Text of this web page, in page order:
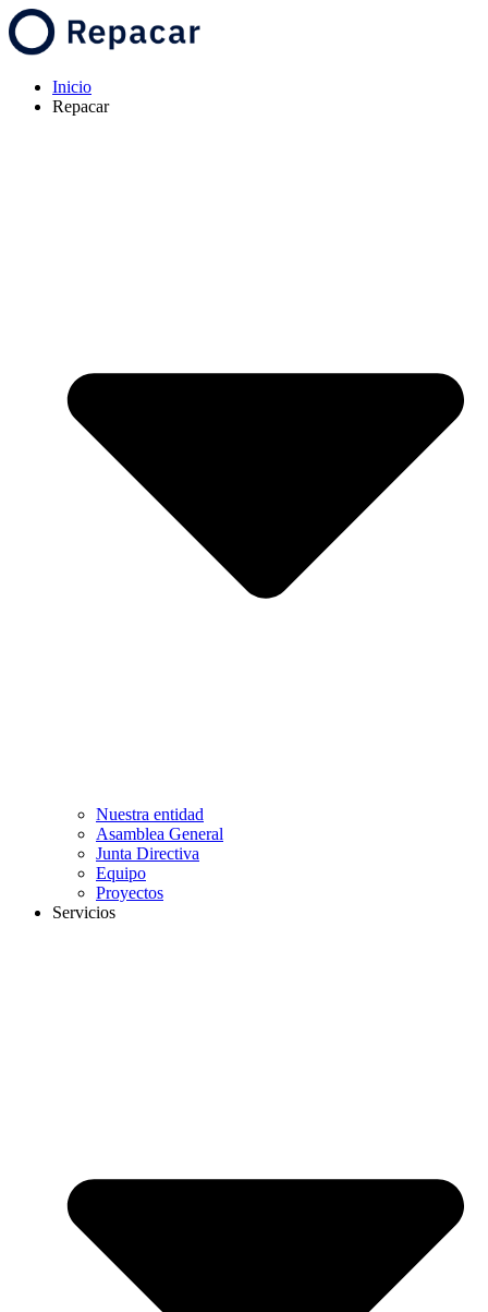
Inicio
Repacar
Nuestra entidad
Asamblea General
Junta Directiva
Equipo
Proyectos
Servicios